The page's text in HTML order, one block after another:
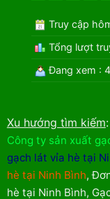
Truy cập
Tổng lượt
Đang xem : 4
Xu hướng tìm kiếm:
Công ty sản xuất
gạch lát vỉa hè tại
hè tại Ninh Bình,
hè tại Ninh Bình,